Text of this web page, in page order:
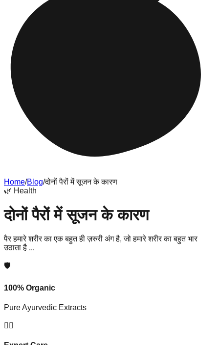
Home/Blog/दोनों पैरों में सूजन के कारण
🌿 Health
दोनों पैरों में सूजन के कारण
पैर हमारे शरीर का एक बहुत ही ज़रुरी अंग है, जो हमारे शरीर का बहुत भार
उठाता है ...
🛡️
100% Organic
Pure Ayurvedic Extracts
👨‍⚕️